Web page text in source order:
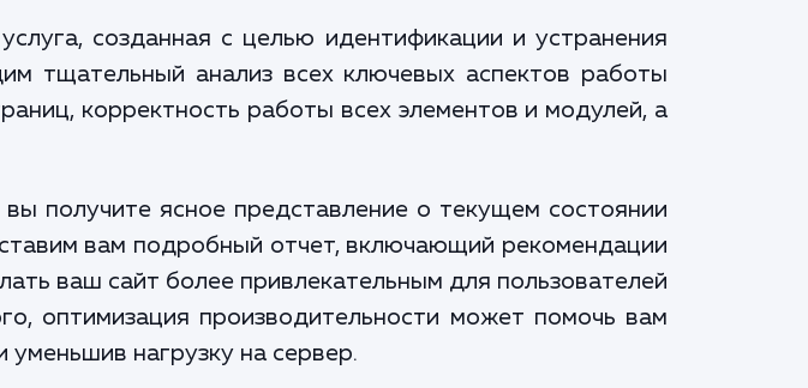
созданная с целью идентификации и устранения
тщательный анализ всех ключевых аспектов работы
корректность работы всех элементов и модулей, а
получите ясное представление о текущем состоянии
вам подробный отчет, включающий рекомендации
ваш сайт более привлекательным для пользователей
оптимизация производительности может помочь вам
уменьшив нагрузку на сервер.